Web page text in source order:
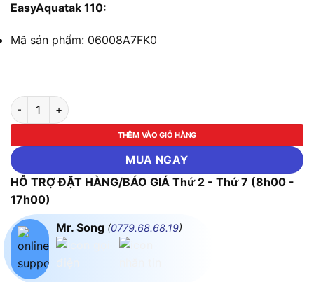
EasyAquatak 110:
Mã sản phẩm: 06008A7FK0
Máy phun xịt rửa áp lực cao Bosch EasyAquatak 110 số lượng
THÊM VÀO GIỎ HÀNG
MUA NGAY
HỖ TRỢ ĐẶT HÀNG/BÁO GIÁ Thứ 2 - Thứ 7 (8h00 -
17h00)
Mr. Song (0779.68.68.19)